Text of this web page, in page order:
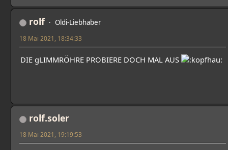
rolf Oldi-Liebhaber
18 Mai 2021, 18:34:33
DIE gLIMMRÖHRE PROBIERE DOCH MAL AUS
rolf.soler
18 Mai 2021, 19:19:53